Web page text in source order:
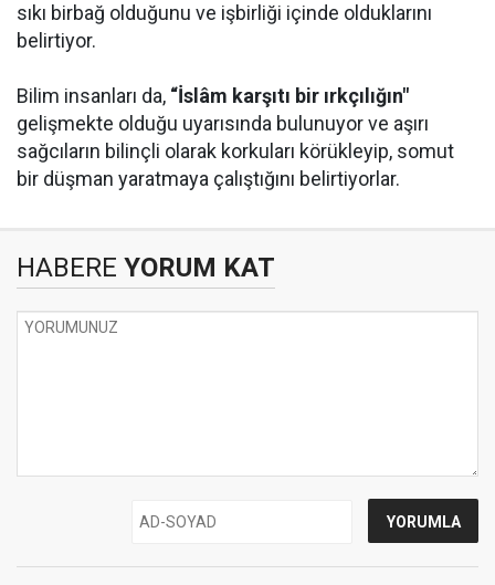
sıkı birbağ olduğunu ve işbirliği içinde olduklarını
belirtiyor.
Bilim insanları da, “İslâm karşıtı bir ırkçılığın"
gelişmekte olduğu uyarısında bulunuyor ve aşırı
sağcıların bilinçli olarak korkuları körükleyip, somut
bir düşman yaratmaya çalıştığını belirtiyorlar.
HABERE YORUM KAT